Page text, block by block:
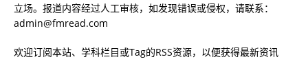
立场。报道内容经过人工审核，如发现错误或侵权，请联系：
admin@fmread.com
欢迎订阅本站、学科栏目或Tag的RSS资源，以便获得最新资讯